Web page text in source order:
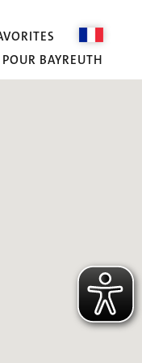
BAYREUTH